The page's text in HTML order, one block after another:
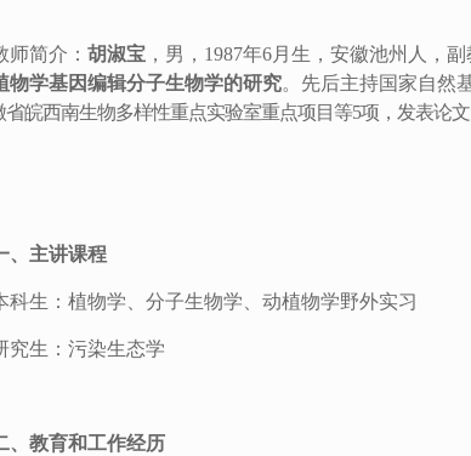
师简介： 胡淑宝 ，男， 1987年6月生，安徽池州人，
物学基因编辑分子生物学的研究。先后主持国家自然
省皖西南生物多样性重点实验室重点项目等5项，发表论文
、主讲课程
科生： 植物学、分子生物学、动植物学野外实习
究生： 污染生态学
、教育和工作经历